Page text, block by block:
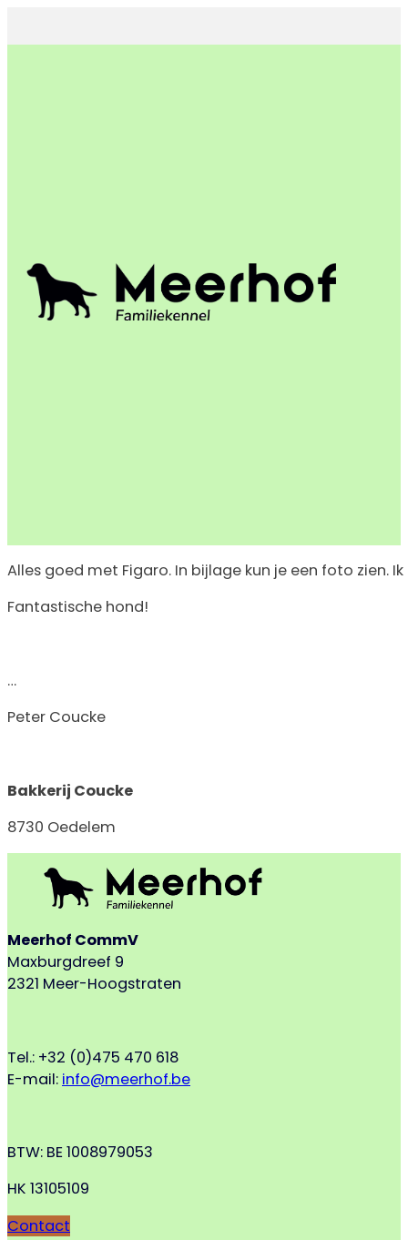
Alles goed met Figaro. In bijlage kun je een foto zien.
Fantastische hond!
…
Peter Coucke
Bakkerij Coucke
8730 Oedelem
Meerhof CommV
Maxburgdreef 9
2321 Meer-Hoogstraten
Tel.: +32 (0)475 470 618
E-mail: info@meerhof.be
BTW: BE 1008979053
HK 13105109
Contact